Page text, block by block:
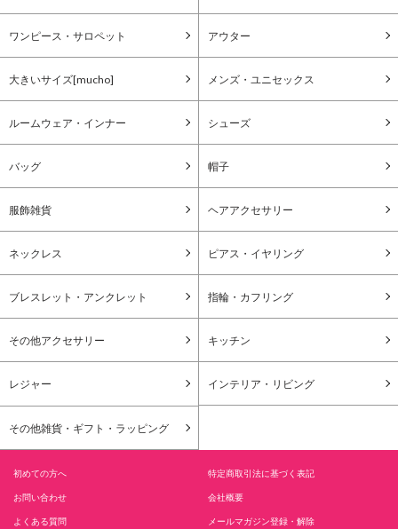
ワンピース・サロペット アウター
大きいサイズ[mucho] メンズ・ユニセックス
ルームウェア・インナー シューズ
バッグ 帽子
服飾雑貨 ヘアアクセサリー
ネックレス ピアス・イヤリング
ブレスレット・アンクレット 指輪・カフリング
その他アクセサリー キッチン
レジャー インテリア・リビング
その他雑貨・ギフト・ラッピング
初めての方へ 特定商取引法に基づく表記
お問い合わせ 会社概要
よくある質問 メールマガジン登録・解除